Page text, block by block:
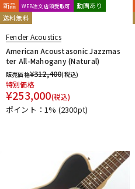
新品 WEB注文店頭受取可
動画あり
送料無料
Fender Acoustics
American Acoustasonic Jazzmas
ter All-Mahogany (Natural)
販売価格¥312,400(税込)
特別価格
¥253,000(税込)
ポイント：1% (2300pt)